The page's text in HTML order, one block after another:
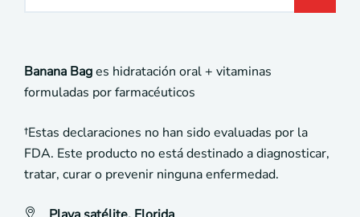
Banana Bages hidratación oral + vitaminas
formuladas por farmacéuticos
†Estas declaraciones no han sido evaluadas por la
FDA. Este producto no está destinado a diagnosticar,
tratar, curar o prevenir ninguna enfermedad.